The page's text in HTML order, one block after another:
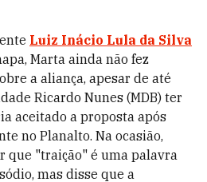
Luiz Inácio Lula da Silva
Marta ainda não fez
a aliança, apesar de até
Ricardo Nunes (MDB) ter
aceitado a proposta após
no Planalto. Na ocasião,
que "traição" é uma palavra
mas disse que a